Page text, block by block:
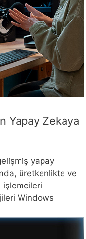
Yapay Zekaya
yapay
üretkenlikte ve
işlemcileri
Windows